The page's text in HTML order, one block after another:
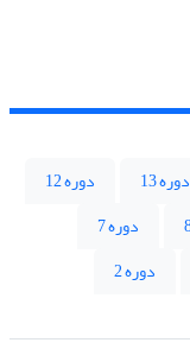
دوره 13
دوره 12
دوره 7
دوره 2